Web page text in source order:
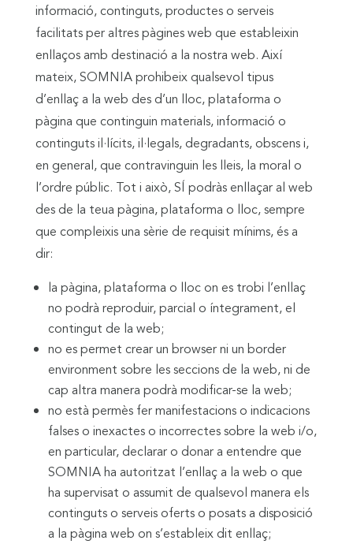
informació, continguts, productes o serveis
facilitats per altres pàgines web que estableixin
enllaços amb destinació a la nostra web. Així
mateix, SOMNIA prohibeix qualsevol tipus
d’enllaç a la web des d’un lloc, plataforma o
pàgina que continguin materials, informació o
continguts il·lícits, il·legals, degradants, obscens i,
en general, que contravinguin les lleis, la moral o
l’ordre públic. Tot i això, SÍ podràs enllaçar al web
des de la teua pàgina, plataforma o lloc, sempre
que compleixis una sèrie de requisit mínims, és a
dir:
la pàgina, plataforma o lloc on es trobi l’enllaç
no podrà reproduir, parcial o íntegrament, el
contingut de la web;
no es permet crear un browser ni un border
environment sobre les seccions de la web, ni de
cap altra manera podrà modificar-se la web;
no està permès fer manifestacions o indicacions
falses o inexactes o incorrectes sobre la web i/o,
en particular, declarar o donar a entendre que
SOMNIA ha autoritzat l’enllaç a la web o que
ha supervisat o assumit de qualsevol manera els
continguts o serveis oferts o posats a disposició
a la pàgina web on s’estableix dit enllaç;